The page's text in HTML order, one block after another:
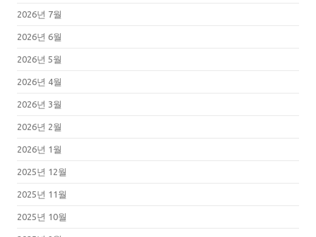
2026년 7월
2026년 6월
2026년 5월
2026년 4월
2026년 3월
2026년 2월
2026년 1월
2025년 12월
2025년 11월
2025년 10월